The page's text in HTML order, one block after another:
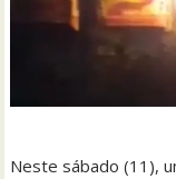
Neste sábado (11),